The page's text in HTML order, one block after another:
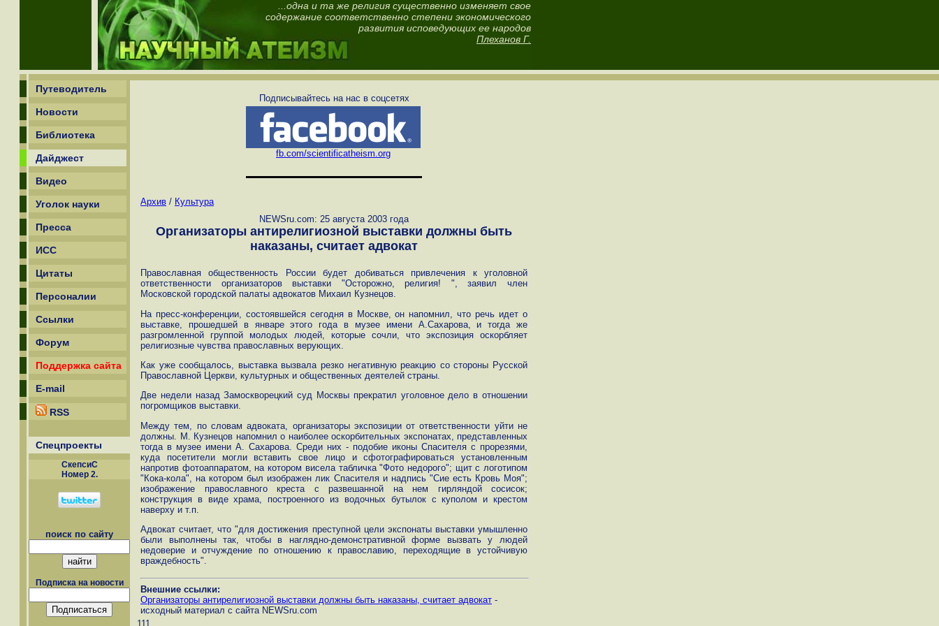
...одна и та же религия существенно изменяет свое
содержание соответственно степени экономического
развития исповедующих ее народов
Плеханов Г.
Путеводитель
Новости
Библиотека
Дайджест
Видео
Уголок науки
Пресса
ИСС
Цитаты
Персоналии
Ссылки
Форум
Поддержка сайта
E-mail
RSS
Спецпроекты
СкепсиС
Номер 2.
поиск по сайту
Подписка на новости
Подписывайтесь на нас в соцсетях
fb.com/scientificatheism.org
Архив / Культура
NEWSru.com: 25 августа 2003 года
Организаторы антирелигиозной выставки должны быть
наказаны, считает адвокат
Православная общественность России будет добиваться привлечения к уголовной
ответственности организаторов выставки "Осторожно, религия! ", заявил член
Московской городской палаты адвокатов Михаил Кузнецов.
На пресс-конференции, состоявшейся сегодня в Москве, он напомнил, что речь идет о
выставке, прошедшей в январе этого года в музее имени А.Сахарова, и тогда же
разгромленной группой молодых людей, которые сочли, что экспозиция оскорбляет
религиозные чувства православных верующих.
Как уже сообщалось, выставка вызвала резко негативную реакцию со стороны Русской
Православной Церкви, культурных и общественных деятелей страны.
Две недели назад Замоскворецкий суд Москвы прекратил уголовное дело в отношении
погромщиков выставки.
Между тем, по словам адвоката, организаторы экспозиции от ответственности уйти не
должны. М. Кузнецов напомнил о наиболее оскорбительных экспонатах, представленных
тогда в музее имени А. Сахарова. Среди них - подобие иконы Спасителя с прорезями,
куда посетители могли вставить свое лицо и сфотографироваться установленным
напротив фотоаппаратом, на котором висела табличка "Фото недорого"; щит с логотипом
"Кока-кола", на котором был изображен лик Спасителя и надпись "Сие есть Кровь Моя";
изображение православного креста с развешанной на нем гирляндой сосисок;
конструкция в виде храма, построенного из водочных бутылок с куполом и крестом
наверху и т.п.
Адвокат считает, что "для достижения преступной цели экспонаты выставки умышленно
были выполнены так, чтобы в наглядно-демонстративной форме вызвать у людей
недоверие и отчуждение по отношению к православию, переходящие в устойчивую
враждебность".
Внешние ссылки:
Организаторы антирелигиозной выставки должны быть наказаны, считает адвокат -
исходный материал с сайта NEWSru.com
111